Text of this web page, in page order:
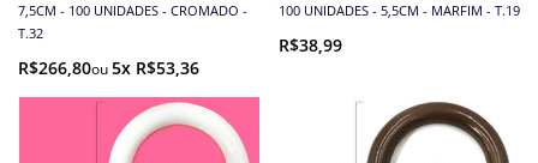
7,5CM - 100 UNIDADES - CROMADO -
T.32
R$266,80 5x R$53,36
100 UNIDADES - 5,5CM - MARFIM - T.19
R$38,99